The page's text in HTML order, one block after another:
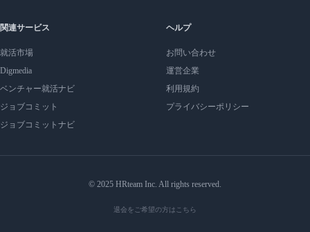
関連サービス
就活市場
Digmedia
ベンチャー就活ナビ
ジョブコミット
ジョブコミットナビ
ヘルプ
お問い合わせ
運営企業
利用規約
プライバシーポリシー
© 2025 HRteam Inc. All rights reserved.
退会をご希望の方はこちら